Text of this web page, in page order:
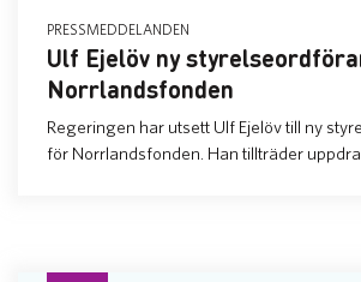
PRESSMEDDELANDEN
Ulf Ejelöv ny
Norrlandsfonden
Regeringen har utsett Ulf Ejelöv till ny
för Norrlandsfonden. Han tillträder